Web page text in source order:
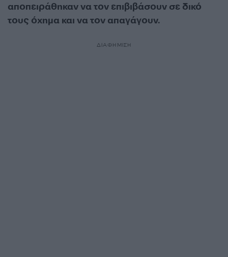
αποπειράθηκαν να τον επιβιβάσουν σε δικό
τους όχημα και να τον απαγάγουν.
ΔΙΑΦΗΜΙΣΗ